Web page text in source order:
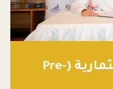
تطبيق مونة يغلق جولة استثمارية (Pre-